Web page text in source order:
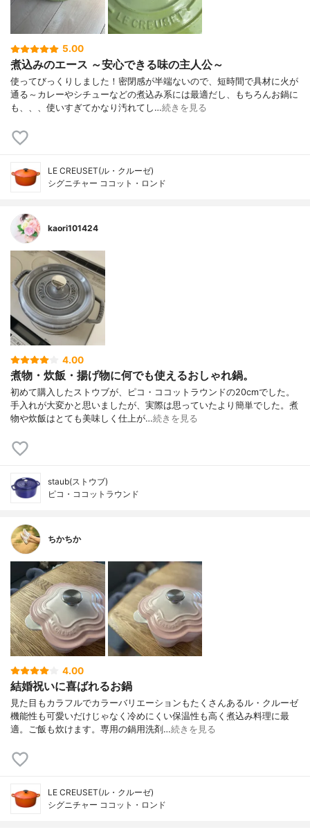
5.00
煮込みのエース ～安心できる味の主人公～
使ってびっくりしました！密閉感が半端ないので、短時間で具材に火が
通る～カレーやシチューなどの煮込み系には最適だし、もちろんお鍋に
も、、、使いすぎてかなり汚れてし…続きを見る
LE CREUSET(ル・クルーゼ)
シグニチャー ココット・ロンド
kaori101424
4.00
煮物・炊飯・揚げ物に何でも使えるおしゃれ鍋。
初めて購入したストウブが、ピコ・ココットラウンドの20cmでした。
手入れが大変かと思いましたが、実際は思っていたより簡単でした。煮
物や炊飯はとても美味しく仕上が…続きを見る
staub(ストウブ)
ピコ・ココットラウンド
ちかちか
4.00
結婚祝いに喜ばれるお鍋
見た目もカラフルでカラーバリエーションもたくさんあるル・クルーゼ
機能性も可愛いだけじゃなく冷めにくい保温性も高く煮込み料理に最
適。ご飯も炊けます。専用の鍋用洗剤…続きを見る
LE CREUSET(ル・クルーゼ)
シグニチャー ココット・ロンド